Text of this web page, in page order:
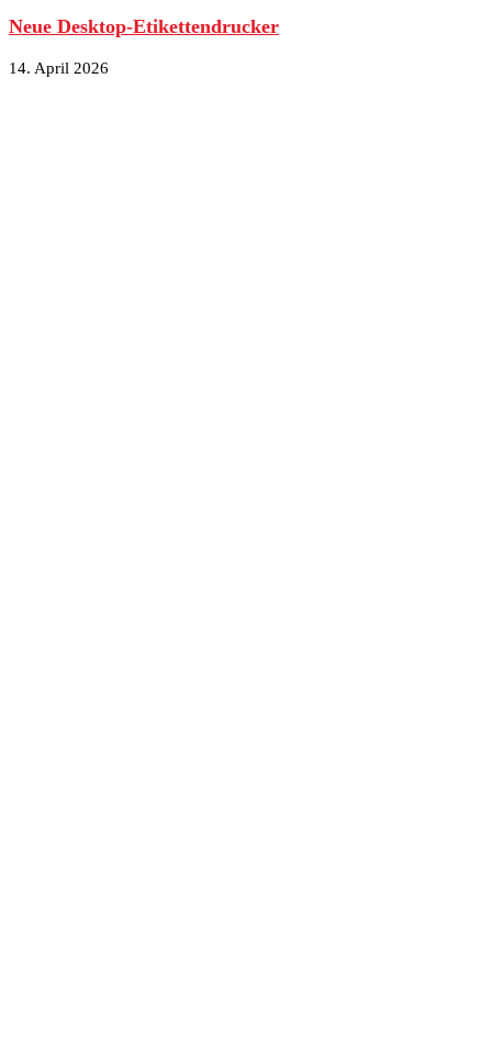
Neue Desktop-Etikettendrucker
14. April 2026